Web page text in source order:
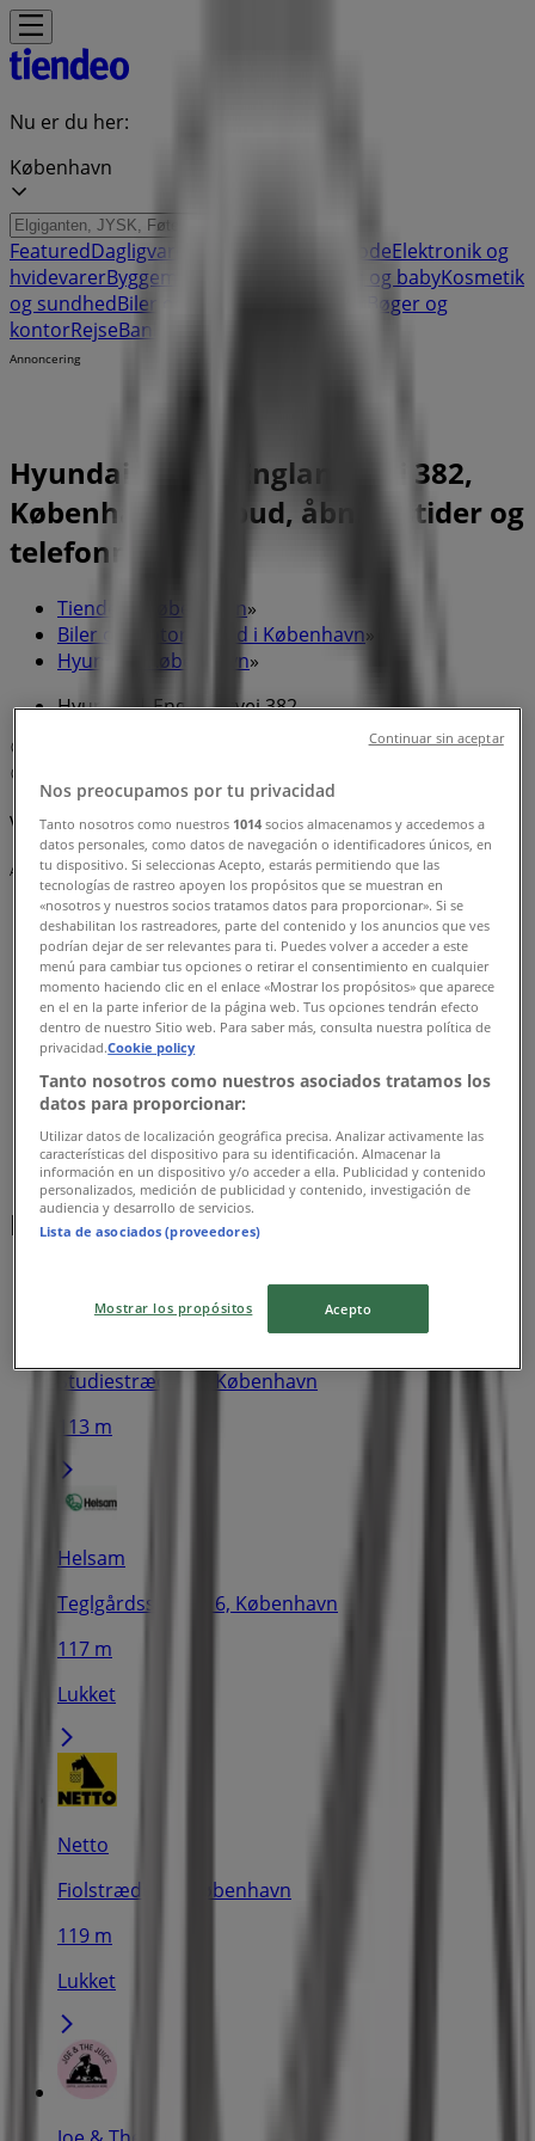
Nu er du her:
København
FeaturedDagligvarer ModeElektronik og
hvidevarerByggemarkeder Legetøj og babyKosmetik
og sundhedBiler og motor
Bøger og
kontorRejseBanker
Annoncering
Hyundai butik - Englandsvej 382,
København - Tilbud, åbningstider og
telefonnummer
Tiendeo i København»
Biler og motor Tilbud i København»
Hyundai i København»
Hyundai | Englandsvej 382
Vi offentliggør snart tilbud fra Hyundai
Annoncering
Nærmeste butikker
Studiestræde 10, København
113 m
Helsam
Teglgårdsstræde 6, København
117 m
Lukket
Netto
Fiolstræde 5a, København
119 m
Lukket
Nos preocupamos por tu privacidad
Tanto nosotros como nuestros 1014 socios almacenamos y accedemos a
datos personales, como datos de navegación o identificadores únicos, en
tu dispositivo. Si seleccionas Acepto, estarás permitiendo que las
tecnologías de rastreo apoyen los propósitos que se muestran en
«nosotros y nuestros socios tratamos datos para proporcionar». Si se
deshabilitan los rastreadores, parte del contenido y los anuncios que ves
podrían dejar de ser relevantes para ti. Puedes volver a acceder a este
menú para cambiar tus opciones o retirar el consentimiento en cualquier
momento haciendo clic en el enlace «Mostrar los propósitos» que aparece
en el en la parte inferior de la página web. Tus opciones tendrán efecto
dentro de nuestro Sitio web. Para saber más, consulta nuestra política de
privacidad.Cookie policy
Tanto nosotros como nuestros asociados tratamos los
datos para proporcionar:
Utilizar datos de localización geográfica precisa. Analizar activamente las
características del dispositivo para su identificación. Almacenar la
información en un dispositivo y/o acceder a ella. Publicidad y contenido
personalizados, medición de publicidad y contenido, investigación de
audiencia y desarrollo de servicios.
Lista de asociados (proveedores)
Mostrar los propósitos Acepto
Continuar sin aceptar